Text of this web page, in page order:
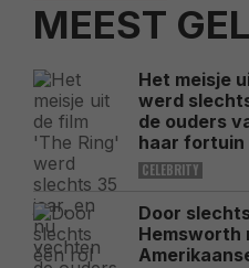
MEEST
Het meisje
werd
de ouders
haar fortuin
CELEBRITY
Door
Hemsworth